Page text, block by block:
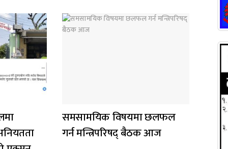
समसामयिक विषयमा छलफल
गर्न मन्त्रिपरिषद् बैठक आज